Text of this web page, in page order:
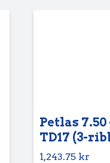
Petlas 7.50
TD17 (3-
1,243.75 kr